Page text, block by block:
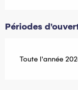
Périodes
Toute l'année